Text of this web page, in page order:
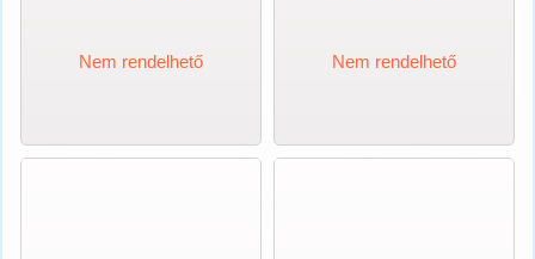
Nem rendelhető Nem rendelhető